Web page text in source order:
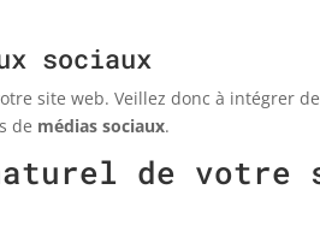
sociaux
site web. Veillez donc à intégrer
de médias sociaux.
de